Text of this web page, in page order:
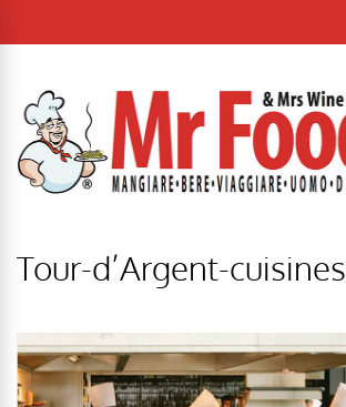
Tour-d’Argent-cuisines